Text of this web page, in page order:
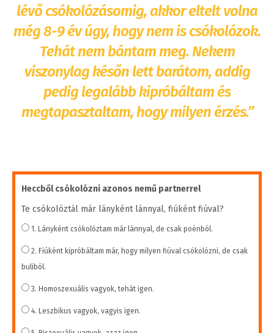
lévő csókolózásomig, akkor eltelt volna
még 8-9 év úgy, hogy nem is csókolózok.
Tehát nem bántam meg. Nekem
viszonylag későn lett barátom, addig
pedig legalább kipróbáltam és
megtapasztaltam, hogy milyen érzés.”
Heccből csókolózni azonos nemű partnerrel
Te csókolóztál már lányként lánnyal, fiúként fiúval?
1. Lányként csókolóztam már lánnyal, de csak poénból.
2. Fiúként kipróbáltam már, hogy milyen fiúval csókolózni, de csak
buliból.
3. Homoszexuális vagyok, tehát igen.
4. Leszbikus vagyok, vagyis igen.